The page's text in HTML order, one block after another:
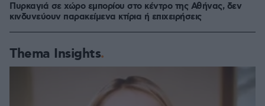
Πυρκαγιά σε χώρο εμπορίου στο κέντρο της Αθήνας, δεν
κινδυνεύουν παρακείμενα κτίρια ή επιχειρήσεις
Thema Insights